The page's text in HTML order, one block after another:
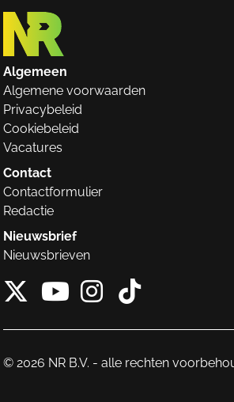
Algemeen
Algemene voorwaarden
Privacybeleid
Cookiebeleid
Vacatures
Contact
Contactformulier
Redactie
Nieuwsbrief
Nieuwsbrieven
X vanInstagram
Tiktok
© 2026 NR B.V. - alle rechten